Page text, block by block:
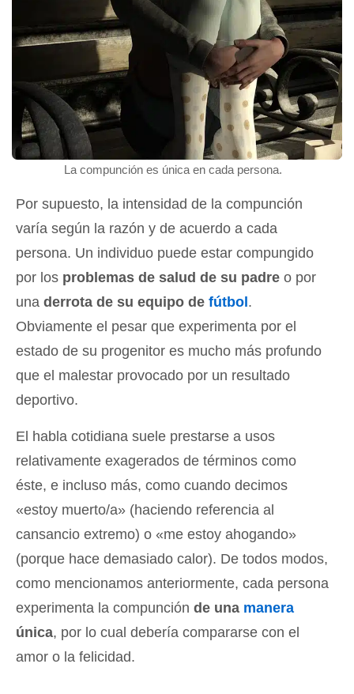
La compunción es única en cada persona.
Por supuesto, la intensidad de la compunción
varía según la razón y de acuerdo a cada
persona. Un individuo puede estar compungido
por los problemas de salud de su padre o por
una derrota de su equipo de fútbol.
Obviamente el pesar que experimenta por el
estado de su progenitor es mucho más profundo
que el malestar provocado por un resultado
deportivo.
El habla cotidiana suele prestarse a usos
relativamente exagerados de términos como
éste, e incluso más, como cuando decimos
«estoy muerto/a» (haciendo referencia al
cansancio extremo) o «me estoy ahogando»
(porque hace demasiado calor). De todos modos,
como mencionamos anteriormente, cada persona
experimenta la compunción de una manera
única, por lo cual debería compararse con el
amor o la felicidad.